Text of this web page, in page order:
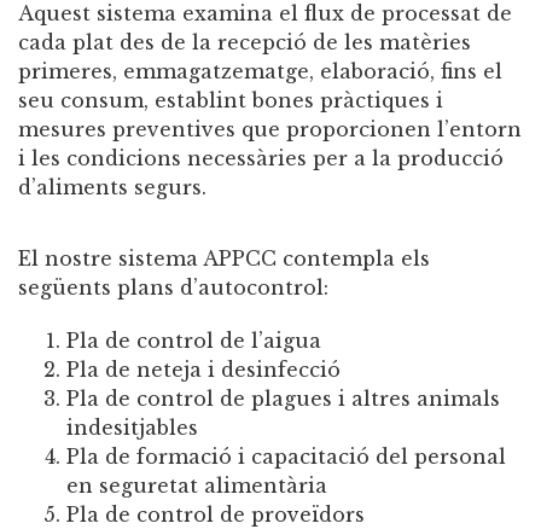
Aquest sistema examina el flux de processat de
cada plat des de la recepció de les matèries
primeres, emmagatzematge, elaboració, fins el
seu consum, establint bones pràctiques i
mesures preventives que proporcionen l’entorn
i les condicions necessàries per a la producció
d’aliments segurs.
El nostre sistema APPCC contempla els
següents plans d’autocontrol:
Pla de control de l’aigua
Pla de neteja i desinfecció
Pla de control de plagues i altres animals
indesitjables
Pla de formació i capacitació del personal
en seguretat alimentària
Pla de control de proveïdors